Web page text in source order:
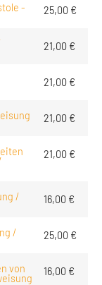
-
25,00 €
21,00 €
21,00 €
21,00 €
21,00 €
/
16,00 €
/
25,00 €
von
16,00 €